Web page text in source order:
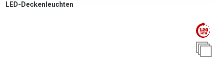
LED-Deckenleuchten